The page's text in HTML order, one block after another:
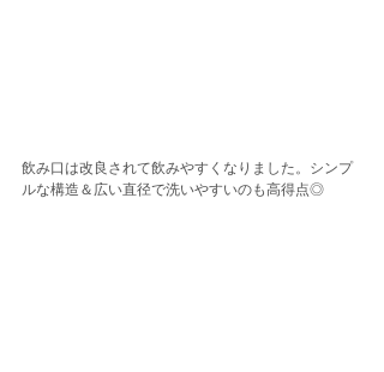
飲み口は改良されて飲みやすくなりました。シンプ
ルな構造＆広い直径で洗いやすいのも高得点◎